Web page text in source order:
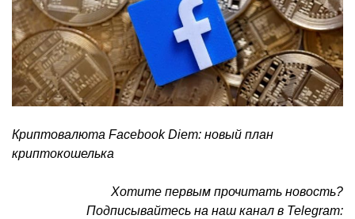
Криптовалюта Facebook Diem: новый план
криптокошелька
Хотите первым прочитать новость?
Подписывайтесь на наш канал в Telegram: